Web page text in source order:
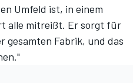
Umfeld ist, in einem
alle mitreißt. Er sorgt für
gesamten Fabrik, und das